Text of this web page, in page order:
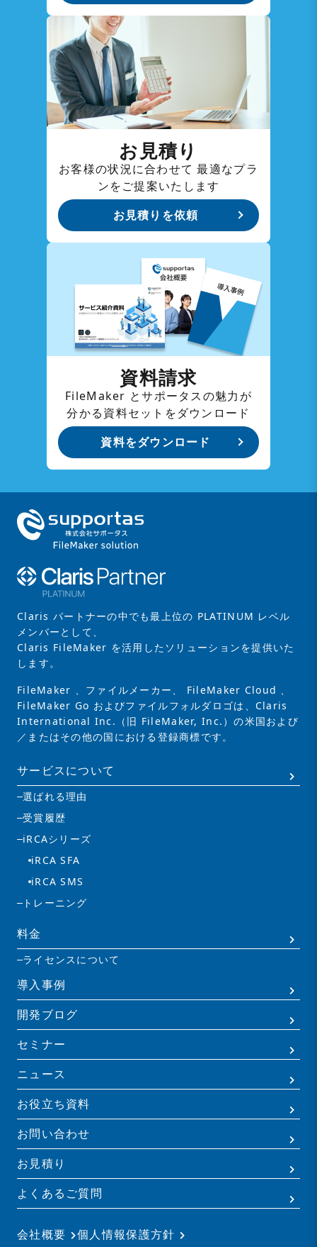
お見積り
お客様の状況に合わせて 最適なプラ
ンをご提案いたします
お見積りを依頼
資料請求
FileMaker とサポータスの魅力が
分かる資料セットをダウンロード
資料をダウンロード
Claris パートナーの中でも最上位の PLATINUM レベル
メンバーとして、
Claris FileMaker を活用したソリューションを提供いた
します。
FileMaker 、ファイルメーカー、 FileMaker Cloud 、
FileMaker Go およびファイルフォルダロゴは、Claris
International Inc.（旧 FileMaker, Inc.）の米国および
／またはその他の国における登録商標です。
サービスについて
選ばれる理由
受賞履歴
iRCAシリーズ
iRCA SFA
iRCA SMS
トレーニング
料金
ライセンスについて
導入事例
開発ブログ
セミナー
ニュース
お役立ち資料
お問い合わせ
お見積り
よくあるご質問
会社概要 個人情報保護方針